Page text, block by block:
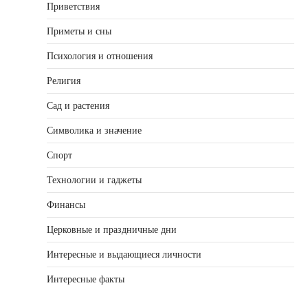
Приветствия
Приметы и сны
Психология и отношения
Религия
Сад и растения
Символика и значение
Спорт
Технологии и гаджеты
Финансы
Церковные и праздничные дни
Интересные и выдающиеся личности
Интересные факты